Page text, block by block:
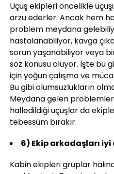
Uçuş ekipleri öncelikle
arzu ederler. Ancak hem
problem meydana
hastalanabiliyor, kavga
sorun yaşanabiliyor veya
söz konusu oluyor. İşte bu
için yoğun çalışma ve
Bu gibi olumsuzlukların
Meydana gelen
halledildiği uçuşlar da
tebessüm bırakır.
6) Ekip arkadaşları
Kabin ekipleri gruplar